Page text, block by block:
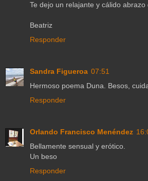
Te dejo un relajante y cálido abrazo
Beatriz
Responder
Sandra Figueroa 07:51
Hermoso poema Duna. Besos,
Responder
Orlando Francisco Menéndez
Bellamente sensual y erótico.
Un beso
Responder